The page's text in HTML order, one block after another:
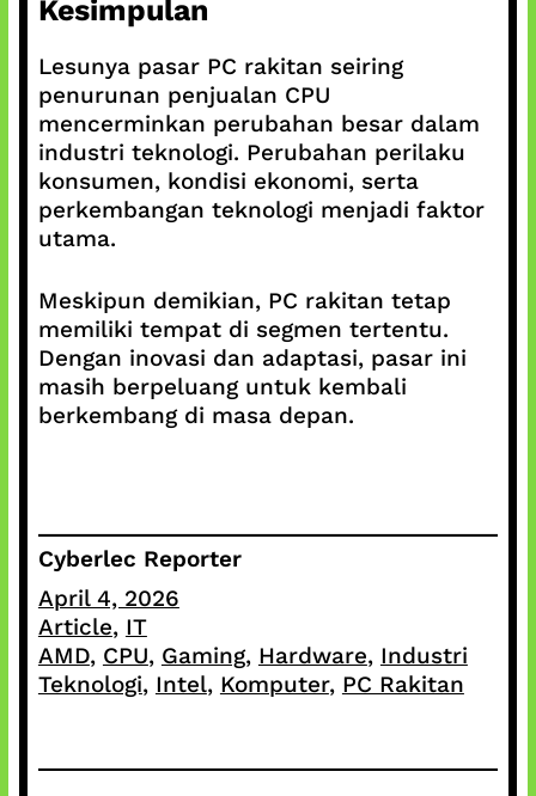
Kesimpulan
Lesunya pasar PC rakitan seiring
penurunan penjualan CPU
mencerminkan perubahan besar dalam
industri teknologi. Perubahan perilaku
konsumen, kondisi ekonomi, serta
perkembangan teknologi menjadi faktor
utama.
Meskipun demikian, PC rakitan tetap
memiliki tempat di segmen tertentu.
Dengan inovasi dan adaptasi, pasar ini
masih berpeluang untuk kembali
berkembang di masa depan.
Cyberlec Reporter
April 4, 2026
Article, IT
AMD, CPU, Gaming, Hardware, Industri
Teknologi, Intel, Komputer, PC Rakitan